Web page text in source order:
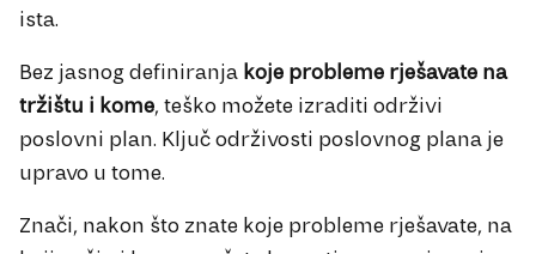
ista.
Bez jasnog definiranja koje probleme rješavate na
tržištu i kome, teško možete izraditi održivi
poslovni plan. Ključ održivosti poslovnog plana je
upravo u tome.
Znači, nakon što znate koje probleme rješavate, na